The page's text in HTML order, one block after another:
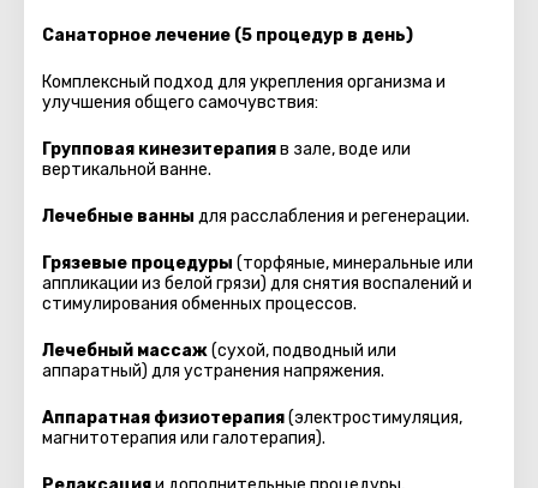
Санаторное лечение (5 процедур в день)
Комплексный подход для укрепления организма и
улучшения общего самочувствия:
Групповая кинезитерапияв зале, воде или
вертикальной ванне.
Лечебные ванны для расслабления и регенерации.
Грязевые процедуры (торфяные, минеральные или
аппликации из белой грязи) для снятия воспалений и
стимулирования обменных процессов.
Лечебный массаж(сухой, подводный или
аппаратный) для устранения напряжения.
Аппаратная физиотерапия(электростимуляция,
магнитотерапия или галотерапия).